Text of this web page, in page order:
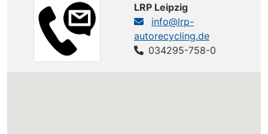
LRP Leipzig
info@lrp-
autorecycling.de
034295-758-0